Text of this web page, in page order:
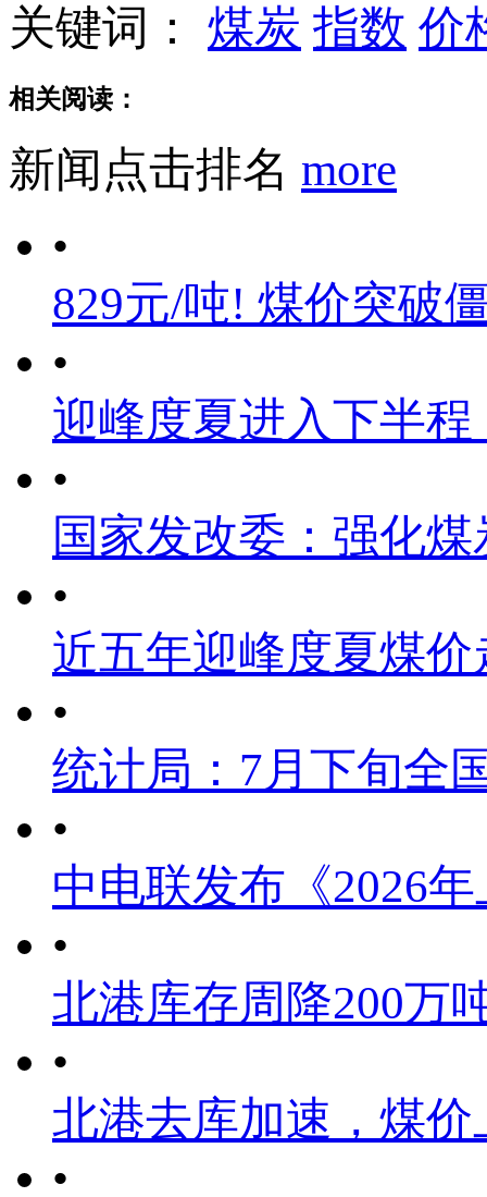
关键词： 煤炭 指数 价
相关阅读：
新闻点击排名 more
•
829元/吨! 煤价突破
•
迎峰度夏进入下半
•
国家发改委：强化
•
近五年迎峰度夏煤价
•
统计局：7月下旬全
•
中电联发布《2026
•
北港库存周降200万
•
北港去库加速，煤
•